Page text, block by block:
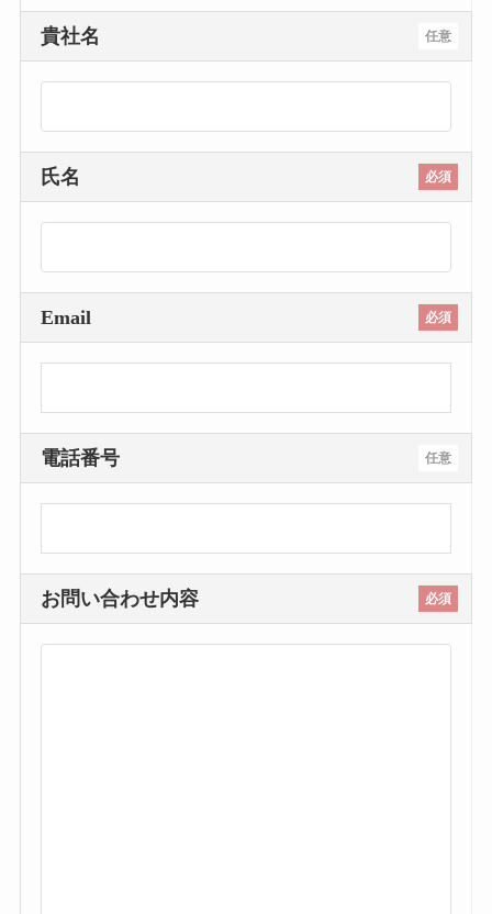
任意
貴社名
必須
氏名
必須
Email
任意
電話番号
必須
お問い合わせ内容